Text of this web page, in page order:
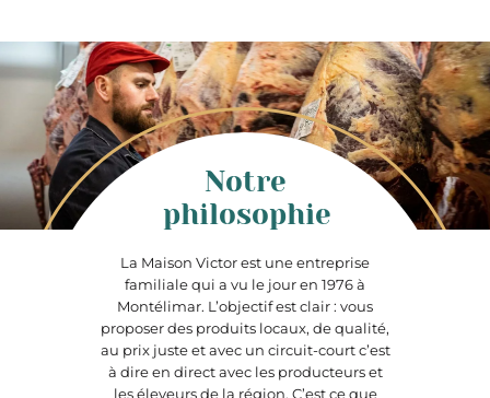
La Maison Victor est une entreprise
familiale qui a vu le jour en 1976 à
Montélimar. L’objectif est clair : vous
proposer des produits locaux, de qualité,
au prix juste et avec un circuit-court c’est
à dire en direct avec les producteurs et
les éleveurs de la région. C’est ce que
Notre
philosophie